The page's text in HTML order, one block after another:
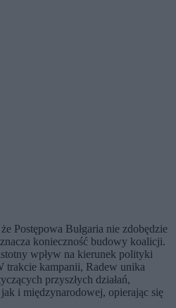
Postępowa Bułgaria nie zdobędzie
konieczność budowy koalicji.
wpływ na kierunek polityki
trakcie kampanii, Radew unika
przyszłych działań,
i międzynarodowej, opierając się